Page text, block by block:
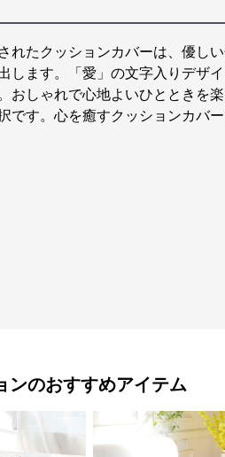
れたクッションカバーは、優し
します。「愛」の文字入りデザ
おしゃれで心地よいひとときを
です。心を癒すクッションカバ
ンのおすすめアイテム